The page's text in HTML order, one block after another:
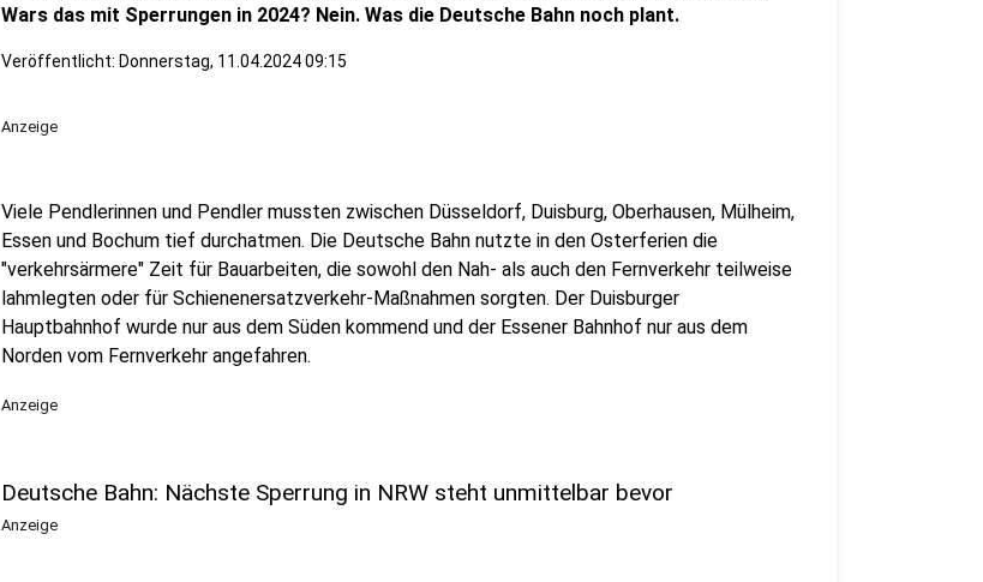
Wars das mit Sperrungen in 2024? Nein. Was die Deutsche Bahn noch plant.
Veröffentlicht: Donnerstag, 11.04.2024 09:15
Anzeige
Viele Pendlerinnen und Pendler mussten zwischen Düsseldorf, Duisburg, Oberhausen, Mülheim,
Essen und Bochum tief durchatmen. Die Deutsche Bahn nutzte in den Osterferien die
"verkehrsärmere" Zeit für Bauarbeiten, die sowohl den Nah- als auch den Fernverkehr teilweise
lahmlegten oder für Schienenersatzverkehr-Maßnahmen sorgten. Der Duisburger
Hauptbahnhof wurde nur aus dem Süden kommend und der Essener Bahnhof nur aus dem
Norden vom Fernverkehr angefahren.
Anzeige
Deutsche Bahn: Nächste Sperrung in NRW steht unmittelbar bevor
Anzeige